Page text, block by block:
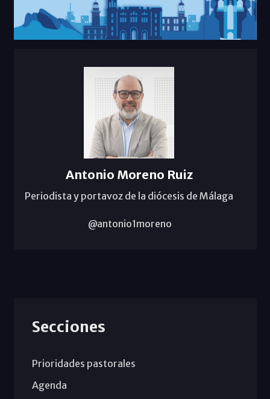
Antonio Moreno Ruiz
Periodista y portavoz de la diócesis de Málaga
@antonio1moreno
Secciones
Prioridades pastorales
Agenda